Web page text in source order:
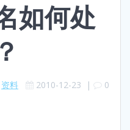
如何处
资料 2010-12-23 | 0